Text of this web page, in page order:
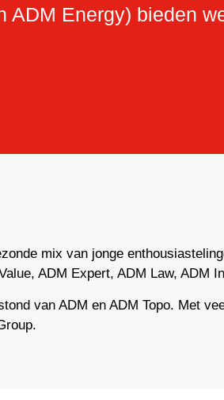
ADM Energy) bieden
mix van jonge
ADM Expert, ADM Law, ADM
van ADM en ADM Topo. Met